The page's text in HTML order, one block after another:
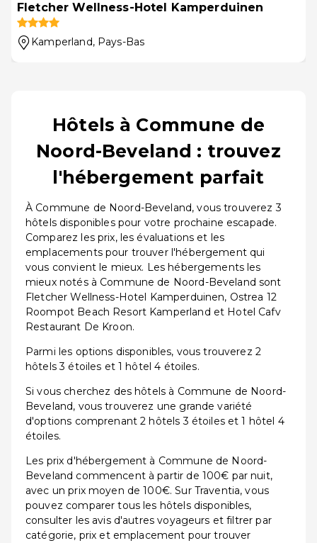
Fletcher Wellness-Hotel Kamperduinen
Kamperland, Pays-Bas
Hôtels à Commune de
Noord-Beveland : trouvez
l'hébergement parfait
À Commune de Noord-Beveland, vous trouverez 3
hôtels disponibles pour votre prochaine escapade.
Comparez les prix, les évaluations et les
emplacements pour trouver l'hébergement qui
vous convient le mieux. Les hébergements les
mieux notés à Commune de Noord-Beveland sont
Fletcher Wellness-Hotel Kamperduinen, Ostrea 12
Roompot Beach Resort Kamperland et Hotel Cafv
Restaurant De Kroon.
Parmi les options disponibles, vous trouverez 2
hôtels 3 étoiles et 1 hôtel 4 étoiles.
Si vous cherchez des hôtels à Commune de Noord-
Beveland, vous trouverez une grande variété
d'options comprenant 2 hôtels 3 étoiles et 1 hôtel 4
étoiles.
Les prix d'hébergement à Commune de Noord-
Beveland commencent à partir de 100€ par nuit,
avec un prix moyen de 100€. Sur Traventia, vous
pouvez comparer tous les hôtels disponibles,
consulter les avis d'autres voyageurs et filtrer par
catégorie, prix et emplacement pour trouver